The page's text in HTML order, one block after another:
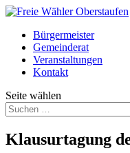
Bürgermeister
Gemeinderat
Veranstaltungen
Kontakt
Seite wählen
Klausurtagung